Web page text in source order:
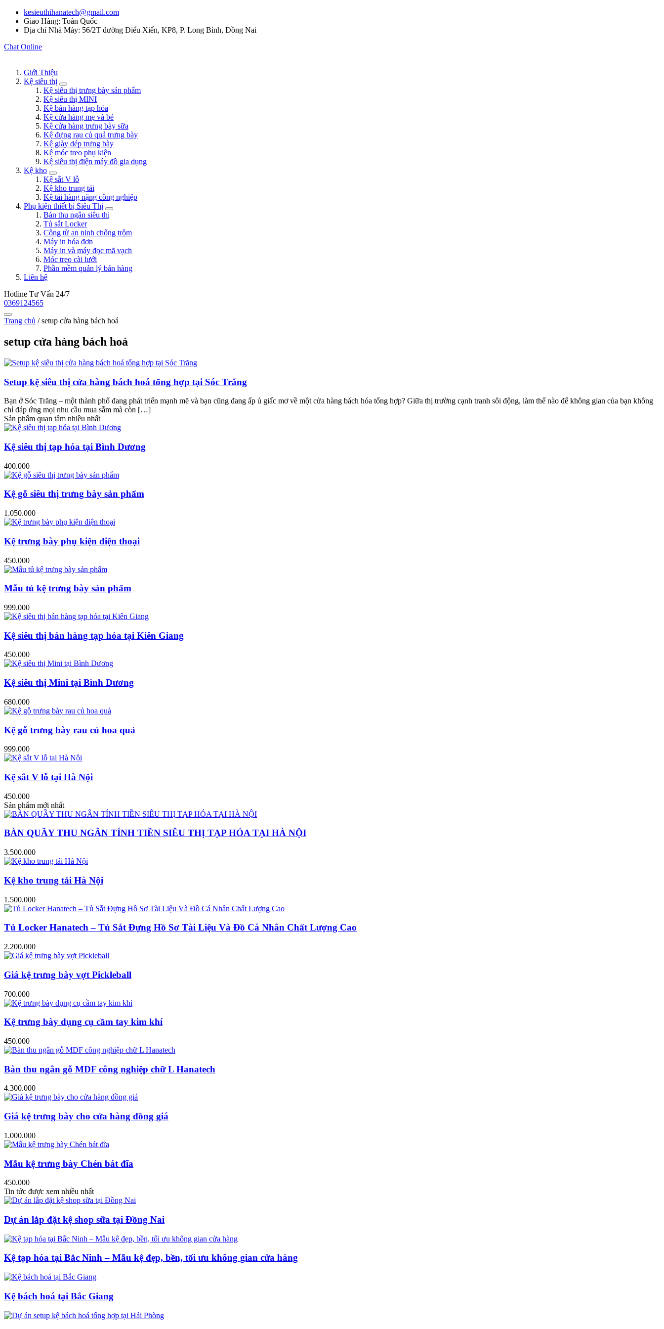
kesieuthihanatech@gmail.com
Giao Hàng: Toàn Quốc
Địa chỉ Nhà Máy: 56/2T đường Điểu Xiển, KP8, P. Long Bình, Đồng Nai
Chat Online
Giới Thiệu
Kệ siêu thị
Kệ siêu thị trưng bày sản phẩm
Kệ siêu thị MINI
Kệ bán hàng tạp hóa
Kệ cửa hàng mẹ và bé
Kệ cửa hàng trưng bày sữa
Kệ đựng rau củ quả trưng bày
Kệ giày dép trưng bày
Kệ móc treo phụ kiện
Kệ siêu thị điện máy đồ gia dụng
Kệ kho
Kệ sắt V lỗ
Kệ kho trung tải
Kệ tải hàng nặng công nghiệp
Phụ kiện thiết bị Siêu Thị
Bàn thu ngân siêu thị
Tủ sắt Locker
Công từ an ninh chống trộm
Máy in hóa đơn
Máy in và máy đọc mã vạch
Móc treo cài lưới
Phần mềm quản lý bán hàng
Liên hệ
Hotline Tư Vấn 24/7
0369124565
Trang chủ /setup cửa hàng bách hoá
setup cửa hàng bách hoá
Setup kệ siêu thị cửa hàng bách hoá tổng hợp tại Sóc Trăng
Bạn ở Sóc Trăng – một thành phố đang phát triển mạnh mẽ và bạn cũng đang ấp ủ giấc mơ về một cửa hàng bách hóa tổng hợp? Giữa thị trường cạnh tranh sôi động, làm thế nào để không gian của bạn không
chỉ đáp ứng mọi nhu cầu mua sắm mà còn […]
Sản phẩm quan tâm nhiều nhất
Kệ siêu thị tạp hóa tại Bình Dương
400.000
Kệ gỗ siêu thị trưng bày sản phẩm
1.050.000
Kệ trưng bày phụ kiện điện thoại
450.000
Mẫu tủ kệ trưng bày sản phẩm
999.000
Kệ siêu thị bán hàng tạp hóa tại Kiên Giang
450.000
Kệ siêu thị Mini tại Bình Dương
680.000
Kệ gỗ trưng bày rau củ hoa quả
999.000
Kệ sắt V lỗ tại Hà Nội
450.000
Sản phẩm mới nhất
BÀN QUẦY THU NGÂN TÍNH TIỀN SIÊU THỊ TẠP HÓA TẠI HÀ NỘI
3.500.000
Kệ kho trung tải Hà Nội
1.500.000
Tủ Locker Hanatech – Tủ Sắt Đựng Hồ Sơ Tài Liệu Và Đồ Cá Nhân Chất Lượng Cao
2.200.000
Giá kệ trưng bày vợt Pickleball
700.000
Kệ trưng bày dụng cụ cầm tay kim khí
450.000
Bàn thu ngân gỗ MDF công nghiệp chữ L Hanatech
4.300.000
Giá kệ trưng bày cho cửa hàng đồng giá
1.000.000
Mẫu kệ trưng bày Chén bát đĩa
450.000
Tin tức được xem nhiều nhất
Dự án lắp đặt kệ shop sữa tại Đồng Nai
Kệ tạp hóa tại Bắc Ninh – Mẫu kệ đẹp, bền, tối ưu không gian cửa hàng
Kệ bách hoá tại Bắc Giang